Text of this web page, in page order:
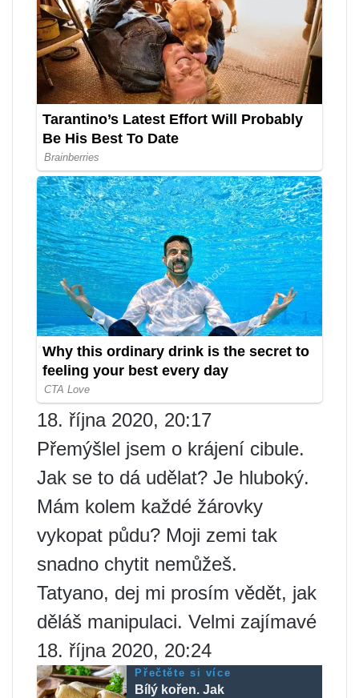
18. října 2020, 20:17
Přemýšlel jsem o krájení cibule.
Jak se to dá udělat? Je hluboký.
Mám kolem každé žárovky
vykopat půdu? Moji zemi tak
snadno chytit nemůžeš.
Tatyano, dej mi prosím vědět, jak
děláš manipulaci. Velmi zajímavé
18. října 2020, 20:24
Přečtěte si více
Bílý kořen. Jak